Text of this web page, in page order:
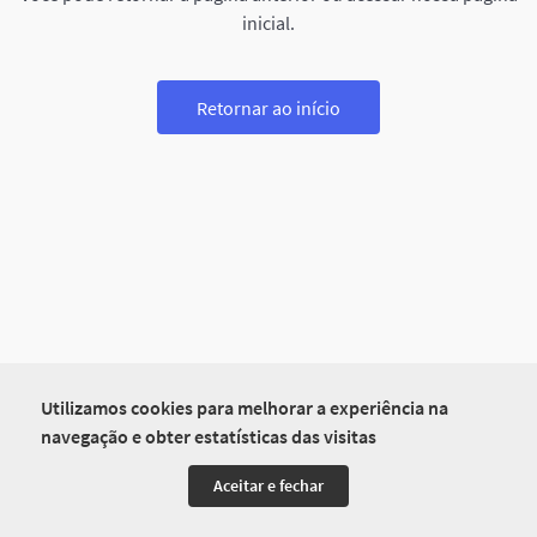
Utilizamos cookies para melhorar a experiência na
navegação e obter estatísticas das visitas
Aceitar e fechar
inicial.
Retornar ao início